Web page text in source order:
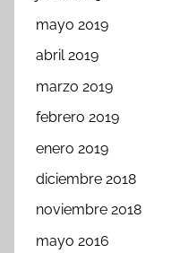
mayo 2019
abril 2019
marzo 2019
febrero 2019
enero 2019
diciembre 2018
noviembre 2018
mayo 2016